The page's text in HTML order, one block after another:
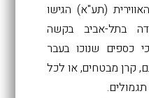
(תע"א) הגישו
בתל-אביב בקשה
כספים שנוכו בעבר
קרן מבטחים, או לכל